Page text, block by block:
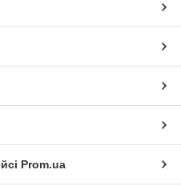
Prom.ua